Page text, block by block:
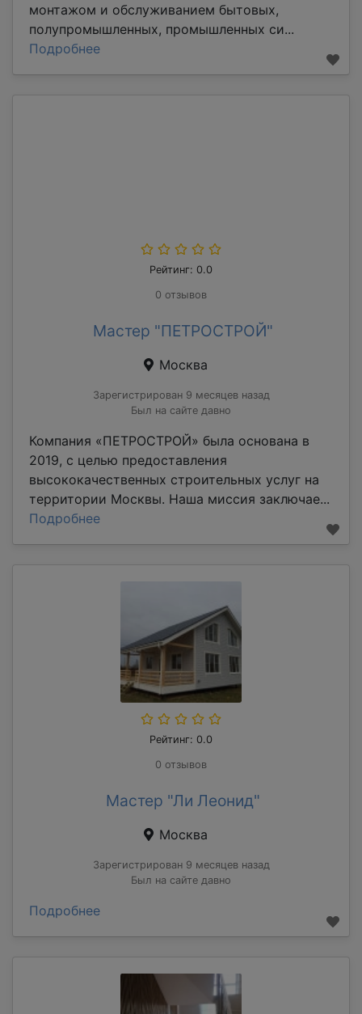
монтажом и обслуживанием бытовых,
полупромышленных, промышленных си...
Подробнее
Рейтинг: 0.0
0 отзывов
Мастер "ПЕТРОСТРОЙ"
Москва
Зарегистрирован 9 месяцев назад
Был на сайте давно
Компания «ПЕТРОСТРОЙ» была основана в
2019, с целью предоставления
высококачественных строительных услуг на
территории Москвы. Наша миссия заключае...
Подробнее
Рейтинг: 0.0
0 отзывов
Мастер "Ли Леонид"
Москва
Зарегистрирован 9 месяцев назад
Был на сайте давно
Подробнее